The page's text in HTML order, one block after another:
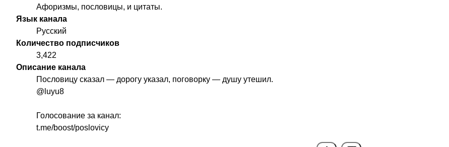
Афоризмы, пословицы, и цитаты.
Язык канала
Русский
Количество подписчиков
3,422
Описание канала
Пословицу сказал — дорогу указал, поговорку — душу утешил.
@luyu8
Голосование за канал:
t.me/boost/poslovicy